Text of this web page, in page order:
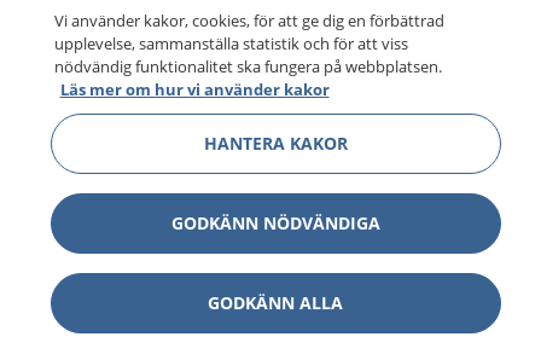
Vi använder kakor, cookies, för att ge dig en förbättrad
upplevelse, sammanställa statistik och för att viss
nödvändig funktionalitet ska fungera på webbplatsen.
Läs mer om hur vi använder kakor
HANTERA KAKOR
GODKÄNN NÖDVÄNDIGA
GODKÄNN ALLA